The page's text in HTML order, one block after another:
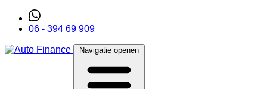
06 - 394 69 909
Navigatie openen